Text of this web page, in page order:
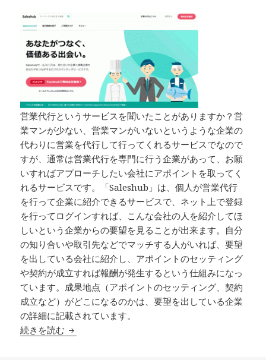
営業代行というサービスを聞いたことがありますか？営
業マンが少ない、営業マンがいないというような企業の
代わりに営業を代行して行ってくれるサービスでなので
すが、通常は営業代行を専門に行う企業があって、お願
いすればアプローチしたい会社にアポイントを取ってく
れるサービスです。「Saleshub」は、個人が営業代行
を行って企業に紹介できるサービスで、ネット上で登録
を行ってログインすれば、こんな会社の人を紹介してほ
しいという企業からの要望を見ることが出来ます。自分
の知り合いや取引先などでマッチする人がいれば、要望
を出している会社に紹介し、アポイントのセッティング
や契約が成立すれば報酬が発生するという仕組みになっ
ています。成果地点（アポイントのセッティング、契約
成立など）がどこになるのかは、要望を出している企業
の詳細に記載されています。
続きを読む 個人が企業の営業代行で報酬が受け取れるサー